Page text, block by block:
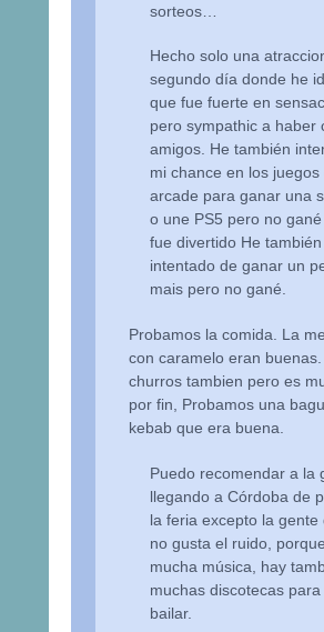
sorteos…
Hecho solo una
segundo día donde he
que fue fuerte en
pero sympathic a haber
amigos. He también
mi chance en los juegos
arcade para ganar una
o une PS5 pero no
fue divertido He también
intentado de ganar un
mais pero no gané.
Probamos la comida. La
con caramelo eran
churros tambien pero es
por fin, Probamos una
kebab que era buena.
Puedo recomendar a la
llegando a Córdoba de
la feria excepto la gente
no gusta el ruido,
mucha música, hay
muchas discotecas para
bailar.